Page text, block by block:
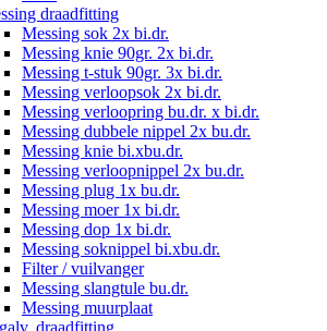
draadfitting
Messing sok 2x bi.dr.
Messing knie 90gr. 2x bi.dr.
Messing t-stuk 90gr. 3x bi.dr.
Messing verloopsok 2x bi.dr.
Messing verloopring bu.dr. x bi.dr.
Messing dubbele nippel 2x bu.dr.
Messing knie bi.xbu.dr.
Messing verloopnippel 2x bu.dr.
Messing plug 1x bu.dr.
Messing moer 1x bi.dr.
Messing dop 1x bi.dr.
Messing soknippel bi.xbu.dr.
Filter / vuilvanger
Messing slangtule bu.dr.
Messing muurplaat
draadfitting